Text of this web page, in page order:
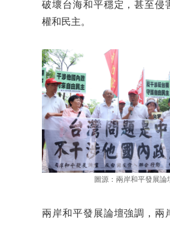
破壞台海和平穩定，甚至侵
權和民主。
圖源：兩岸和平發展論
兩岸和平發展論壇強調，兩